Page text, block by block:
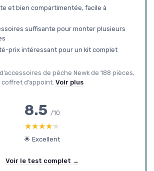
et bien compartimentée, facile à
suffisante pour monter plusieurs
prix intéressant pour un kit complet
de pêche Newk de 188 pièces,
d’appoint. Voir plus
8.5 /10
★★★★★
★★★★★
🌟 Excellent
Voir le test complet →